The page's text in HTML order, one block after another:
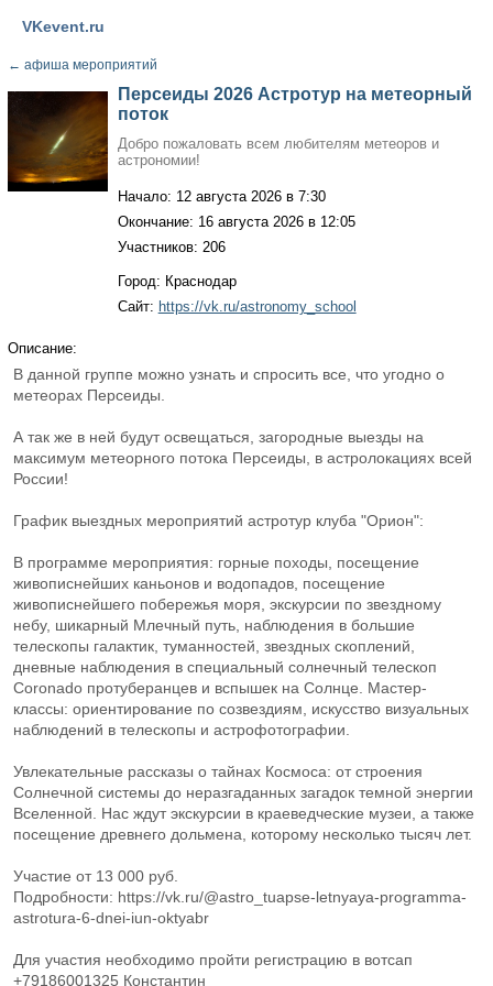
VKevent.ru
← афиша мероприятий
Персеиды 2026 Астротур на метеорный
поток
Добро пожаловать всем любителям метеоров и
астрономии!
Начало: 12 августа 2026 в 7:30
Окончание: 16 августа 2026 в 12:05
Участников: 206
Город: Краснодар
Сайт: https://vk.ru/astronomy_school
Описание:
В данной группе можно узнать и спросить все, что угодно о
метеорах Персеиды.
А так же в ней будут освещаться, загородные выезды на
максимум метеорного потока Персеиды, в астролокациях всей
России!
График выездных мероприятий астротур клуба "Орион":
В программе мероприятия: горные походы, посещение
живописнейших каньонов и водопадов, посещение
живописнейшего побережья моря, экскурсии по звездному
небу, шикарный Млечный путь, наблюдения в большие
телескопы галактик, туманностей, звездных скоплений,
дневные наблюдения в специальный солнечный телескоп
Coronado протуберанцев и вспышек на Солнце. Мастер-
классы: ориентирование по созвездиям, искусство визуальных
наблюдений в телескопы и астрофотографии.
Увлекательные рассказы о тайнах Космоса: от строения
Солнечной системы до неразгаданных загадок темной энергии
Вселенной. Нас ждут экскурсии в краеведческие музеи, а также
посещение древнего дольмена, которому несколько тысяч лет.
Участие от 13 000 руб.
Подробности: https://vk.ru/@astro_tuapse-letnyaya-programma-
astrotura-6-dnei-iun-oktyabr
Для участия необходимо пройти регистрацию в вотсап
+79186001325 Константин